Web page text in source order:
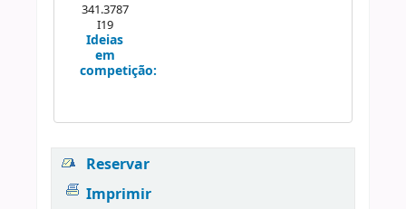
341.3787
I19
Ideias
em
competição:
Reservar
Imprimir